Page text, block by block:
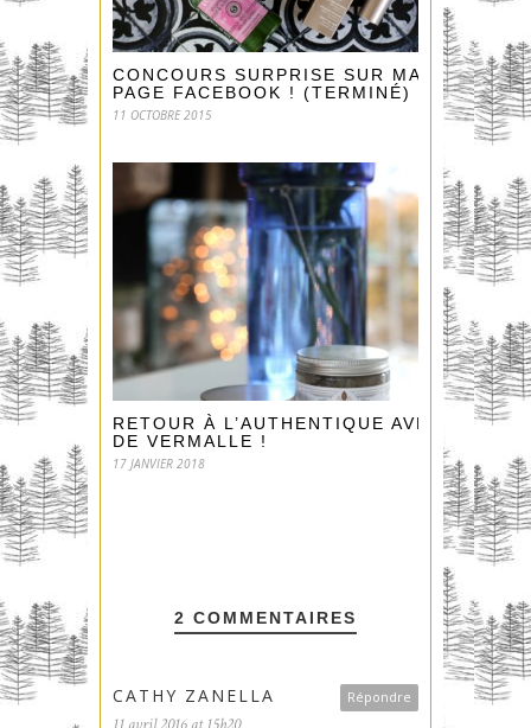
CONCOURS SURPRISE SUR MA
PAGE FACEBOOK ! (TERMINÉ)
11 OCTOBRE 2015
RETOUR À L’AUTHENTIQUE AVEC
DE VERMALLE !
17 JANVIER 2018
2 COMMENTAIRES
Répondre
CATHY ZANELLA